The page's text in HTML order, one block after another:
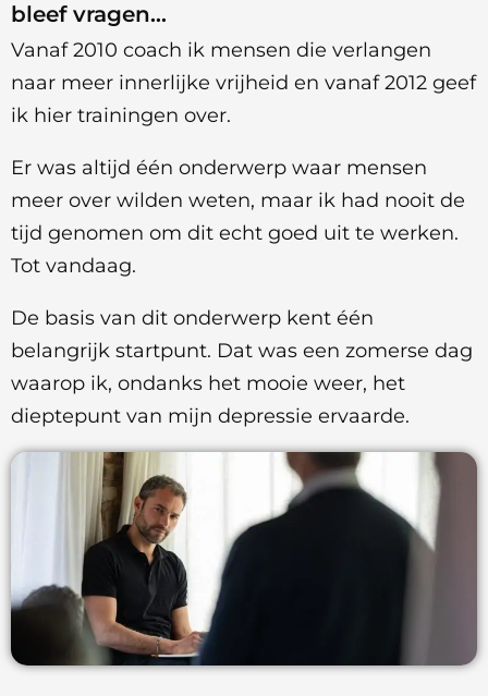
bleef vragen…
Vanaf 2010 coach ik mensen die verlangen
naar meer innerlijke vrijheid en vanaf 2012 geef
ik hier trainingen over.
Er was altijd één onderwerp waar mensen
meer over wilden weten, maar ik had nooit de
tijd genomen om dit echt goed uit te werken.
Tot vandaag.
De basis van dit onderwerp kent één
belangrijk startpunt. Dat was een zomerse dag
waarop ik, ondanks het mooie weer, het
dieptepunt van mijn depressie ervaarde.